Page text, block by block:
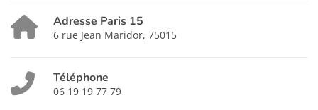
Adresse Paris 15
6 rue Jean Maridor, 75015
Téléphone
06 19 19 77 79